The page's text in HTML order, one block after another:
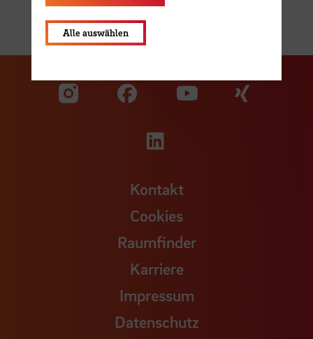
Zu unserer Facebook
Zu
Zu unserer
Kontakt
Cookies
Raumfinder
Karriere
Impressum
Datenschutz
Alle auswählen